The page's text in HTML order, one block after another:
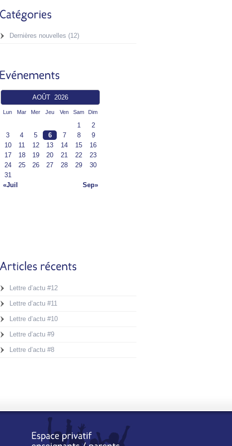
Dernières nouvelles (12)
AOÛT 2026
Lun Mar Mer Jeu Ven Sam Dim
«Juil Sep»
1
2
3
4 5 6 7 8
9
10
11 12 13 14 15
16
17
18 19 20 21 22
23
24
25 26 27 28 29
30
31
Lettre d’actu #12
Lettre d’actu #11
Lettre d’actu #10
Lettre d’actu #9
Lettre d’actu #8